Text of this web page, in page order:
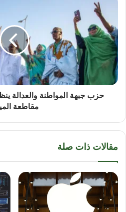
حزب جبهة المواطنة والعدالة
مقاطعة
مقالات ذات صلة